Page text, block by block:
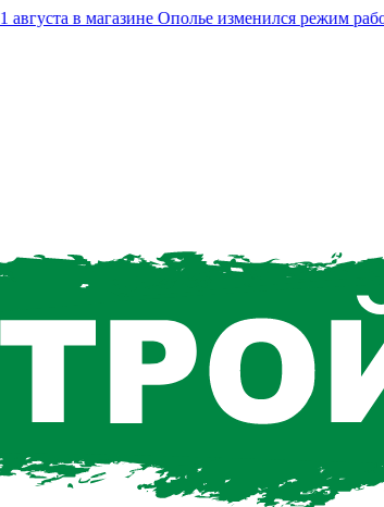
в магазине Ополье изменился режим работы.